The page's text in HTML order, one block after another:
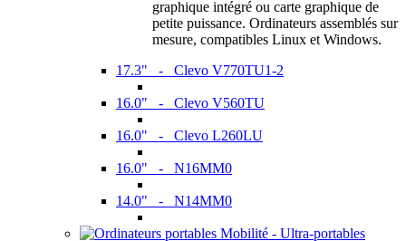
graphique intégré ou carte graphique de
petite puissance. Ordinateurs assemblés sur
mesure, compatibles Linux et Windows.
17.3" - Clevo V770TU1-2
16.0" - Clevo V560TU
16.0" - Clevo L260LU
16.0" - N16MM0
14.0" - N14MM0